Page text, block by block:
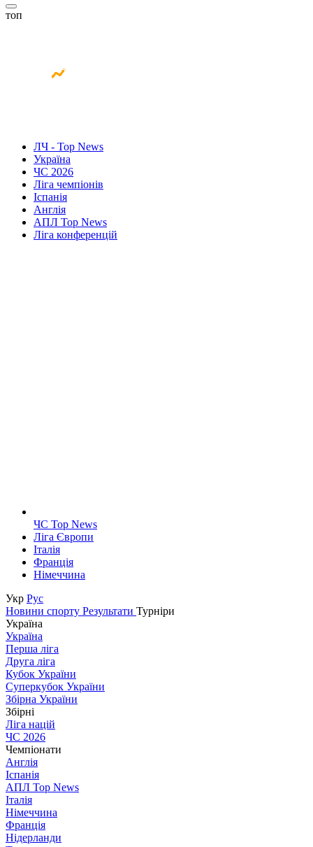
топ
ЛЧ - Top News
Україна
ЧС 2026
Ліга чемпіонів
Іспанія
Англія
АПЛ Top News
Ліга конференцій
ЧС Top News
Ліга Європи
Італія
Франція
Німеччина
Укр Рус
Новини спорту Результати Турніри
Україна
Україна
Перша ліга
Друга ліга
Кубок України
Суперкубок України
Збірна України
Збірні
Ліга націй
ЧС 2026
Чемпіонати
Англія
Іспанія
АПЛ Top News
Італія
Німеччина
Франція
Нідерланди